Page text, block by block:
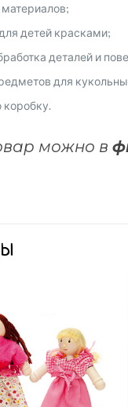
детей красками;
деталей и
для
можно в